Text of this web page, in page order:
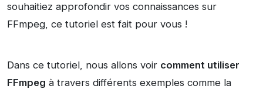
souhaitiez approfondir vos connaissances sur
FFmpeg, ce tutoriel est fait pour vous !
Dans ce tutoriel, nous allons voir comment utiliser
FFmpeg à travers différents exemples comme la